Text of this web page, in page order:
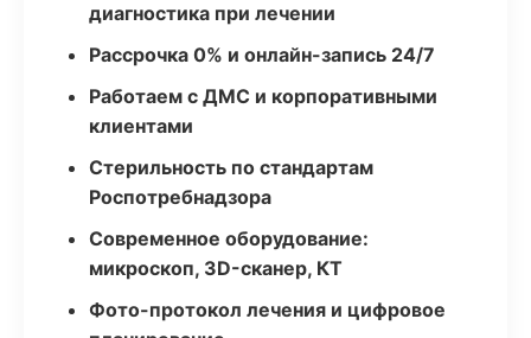
диагностика при лечении
Рассрочка 0% и онлайн-запись 24/7
Работаем с ДМС и корпоративными
клиентами
Стерильность по стандартам
Роспотребнадзора
Современное оборудование:
микроскоп, 3D-сканер, КТ
Фото-протокол лечения и цифровое